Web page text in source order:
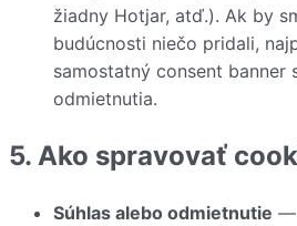
žiadny Hotjar, atď.). Ak by
budúcnosti niečo pridali,
samostatný consent banner
odmietnutia.
5. Ako spravovať
Súhlas alebo odmietnutie —